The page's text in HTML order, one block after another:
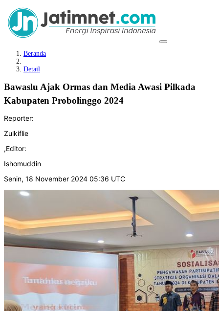
Beranda
Detail
Bawaslu Ajak Ormas dan Media Awasi Pilkada
Kabupaten Probolinggo 2024
Reporter:
Zulkiflie
,Editor:
Ishomuddin
Senin, 18 November 2024 05:36 UTC